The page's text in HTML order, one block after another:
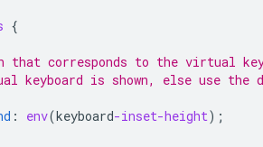
{
that corresponds to the virtual
keyboard is shown, else use the
: env(keyboard-inset-height);